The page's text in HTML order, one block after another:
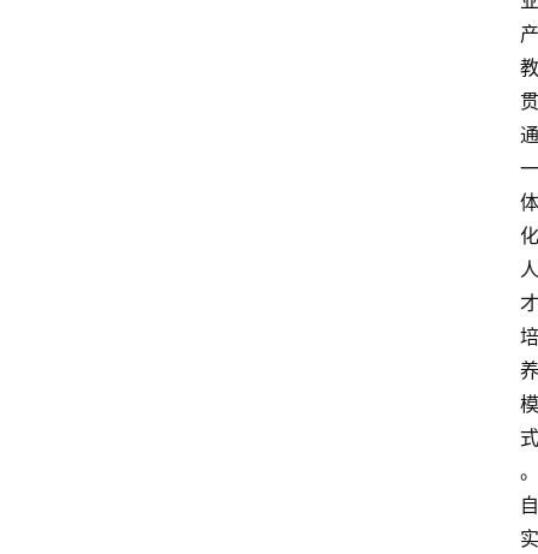
产
教
贯
通
一
体
化
人
才
培
养
模
式
。
自
实